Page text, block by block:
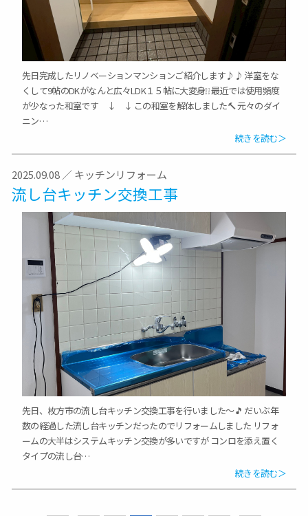
先日完成したリノベーションマンションご紹介します♪♪ 洋室をな
くして9帖のDKがなんと広々LDK１５帖に大変身❕❕ 最近では使用頻度
が少なった和室です ↓ ↓ この和室を解体しました🔨 元々のダイ
ニン…
続きを読む＞
2025.09.08 ／キッチンリフォーム
流し台キッチン交換工事
先日、枚方市の流し台キッチン交換工事を行いました～🎵 だいぶ年
数の経過した流し台キッチンだったのでリフォームしました リフォ
ームの大半はシステムキッチン交換が多いですが コンロを添え置く
タイプの流し台…
続きを読む＞